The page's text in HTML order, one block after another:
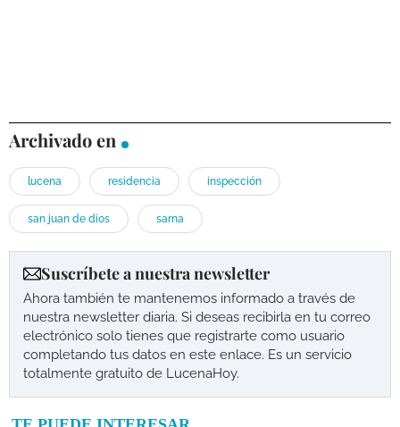
Archivado en
lucena residencia inspección
san juan de dios sarna
Suscríbete a nuestra newsletter
Ahora también te mantenemos informado a través de
nuestra newsletter diaria. Si deseas recibirla en tu correo
electrónico solo tienes que registrarte como usuario
completando tus datos en este enlace. Es un servicio
totalmente gratuito de LucenaHoy.